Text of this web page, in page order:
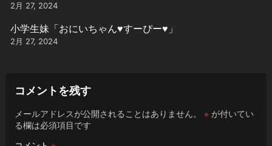
2月 27, 2024
小学生妹「おにいちゃん♥️すーぴー♥️」
2月 27, 2024
コメントを残す
メールアドレスが公開されることはありません。 ※が付いてい
る欄は必須項目です